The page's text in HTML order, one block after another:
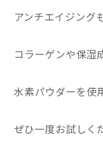
アンチエイジング
コラーゲンや保湿
水素パウダーを使
ぜひ一度お試しく